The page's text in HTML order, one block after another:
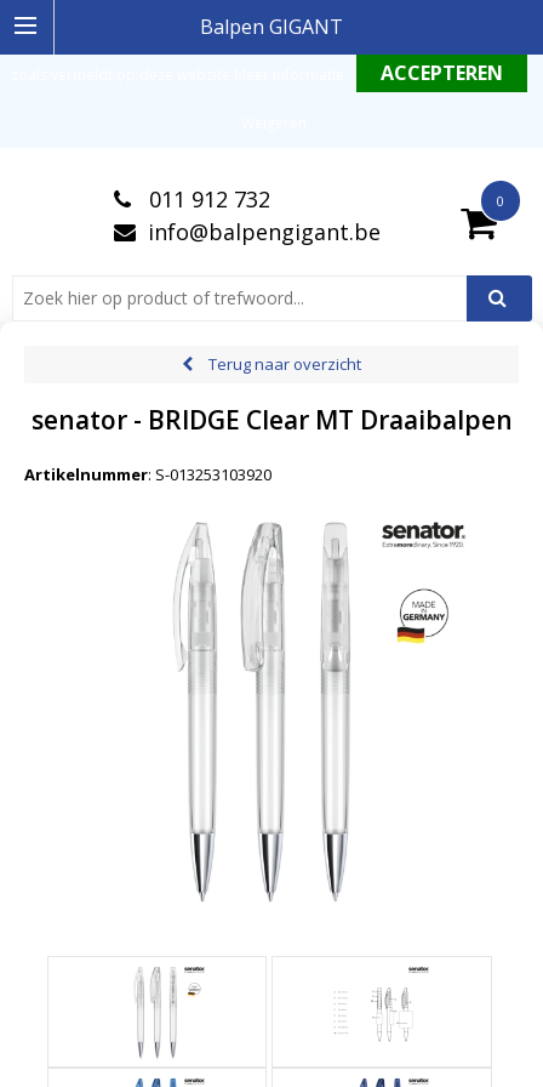
Balpen GIGANT
0
011 912 732
info@balpengigant.be
Terug naar overzicht
senator - BRIDGE Clear MT Draaibalpen
Artikelnummer: S-013253103920
Ingelogde gebruiker stemt in met de geldende omgang productinformatie